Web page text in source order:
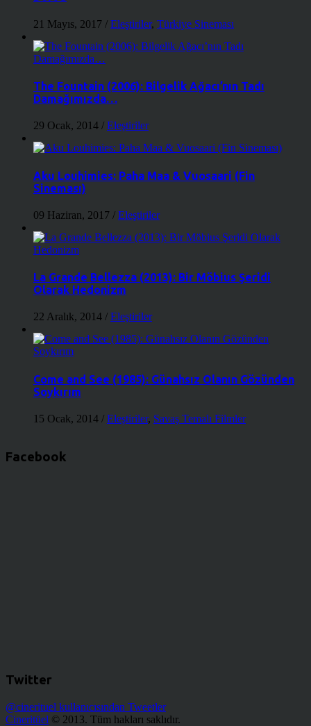
21 Mayıs, 2017 / Eleştiriler, Türkiye Sineması
The Fountain (2006): Bilgelik Ağacı’nın Tadı
Damağımızda…
29 Ocak, 2014 / Eleştiriler
Aku Louhimies: Paha Maa & Vuosaari (Fin
Sineması)
09 Haziran, 2017 / Eleştiriler
La Grande Bellezza (2013): Bir Möbius Şeridi
Olarak Hedonizm
22 Aralık, 2014 / Eleştiriler
Come and See (1985): Günahsız Olanın Gözünden
Soykırım
15 Ocak, 2014 / Eleştiriler, Savaş Temalı Filmler
Facebook
Twitter
@cinerituel kullanıcısından Tweetler
Cineritüel © 2013. Tüm hakları saklıdır.